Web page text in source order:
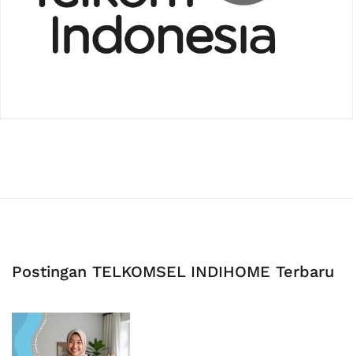
Postingan TELKOMSEL INDIHOME Terbaru